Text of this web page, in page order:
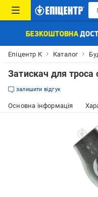
Епіцентр К Каталог
Затискач для
залишити відгук
Основна інформація